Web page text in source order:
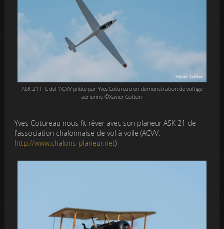
ASK 21 F-C del ‘ACVV piloté par Yves Cotureau en démonstration de voltige
aérienne ©Xavier Cotton
Yves Cotureau nous fit rêver avec son planeur ASK 21 de
l’association chalonnaise de vol à voile (ACVV:
http://www.chalons-planeur.net)